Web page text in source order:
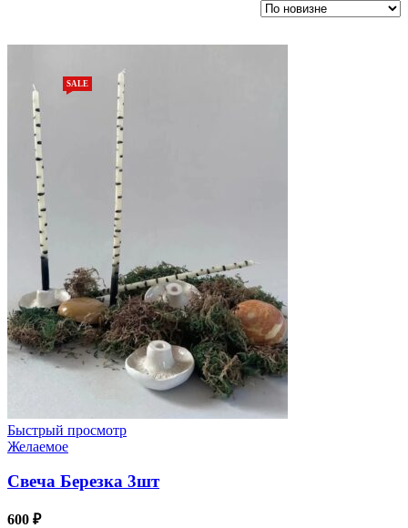
Быстрый просмотр
Желаемое
Свеча Березка 3шт
600 ₽
SALE